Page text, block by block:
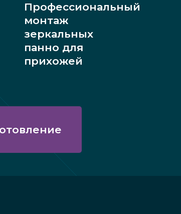
Профессиональный
монтаж
зеркальных
панно для
прихожей